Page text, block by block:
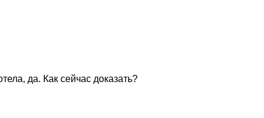
да. Как сейчас доказать?